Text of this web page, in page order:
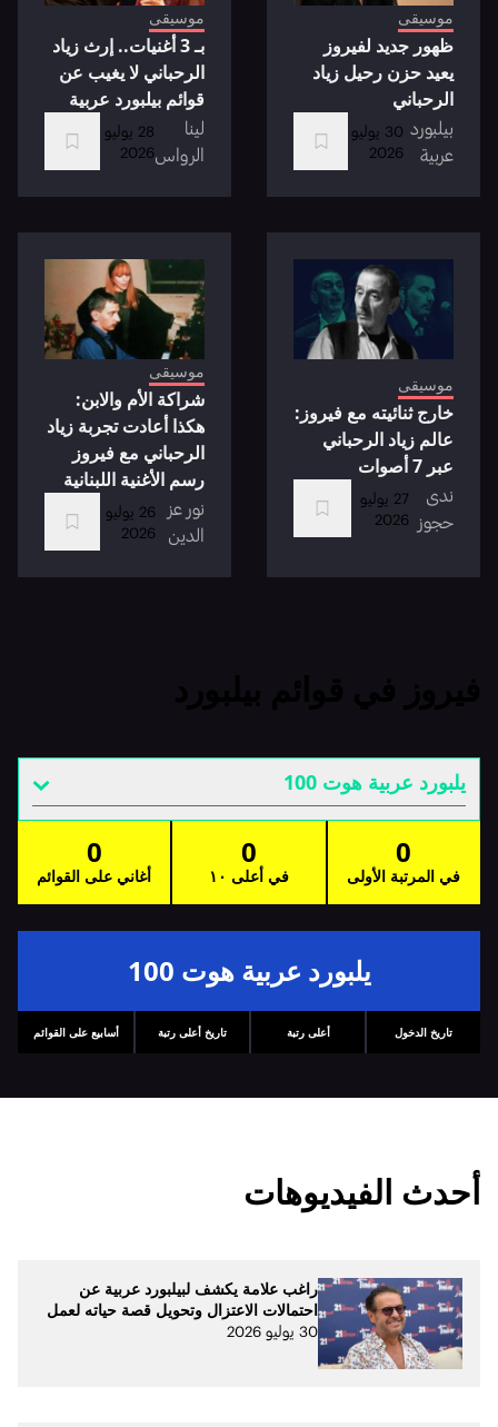
موسيقى
ظهور جديد لفيروز
يعيد حزن رحيل زياد
الرحباني
بيلبورد
عربية
30 يوليو
2026
موسيقى
بـ 3 أغنيات.. إرث زياد
الرحباني لا يغيب عن
قوائم بيلبورد عربية
لينا
الرواس
28 يوليو
2026
موسيقى
خارج ثنائيته مع فيروز:
عالم زياد الرحباني
عبر 7 أصوات
ندى
حجوز
27 يوليو
2026
موسيقى
شراكة الأم والابن:
هكذا أعادت تجربة زياد
الرحباني مع فيروز
رسم الأغنية اللبنانية
نور عز
الدين
26 يوليو
2026
يلبورد عربية هوت 100
0
في المرتبة الأولى
0
في أعلى ١٠
0
أغاني على القوائم
يلبورد عربية هوت 100
تاريخ الدخول أعلى رتبة تاريخ أعلى رتبة أسابيع على القوائم
أحدث الفيديوهات
راغب علامة يكشف لبيلبورد عربية عن
احتمالات الاعتزال وتحويل قصة حياته لعمل
30 يوليو 2026